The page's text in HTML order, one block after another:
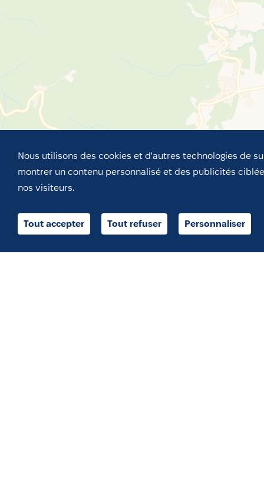
Nous utilisons des cookies et d'autres technologies de
montrer un contenu personnalisé et des publicités
nos visiteurs.
Tout accepter Tout refuser Personnaliser